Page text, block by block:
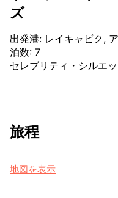
ズ
出発港: レイキャビク,
泊数: 7
セレブリティ・シルエッ
旅程
地図を表示